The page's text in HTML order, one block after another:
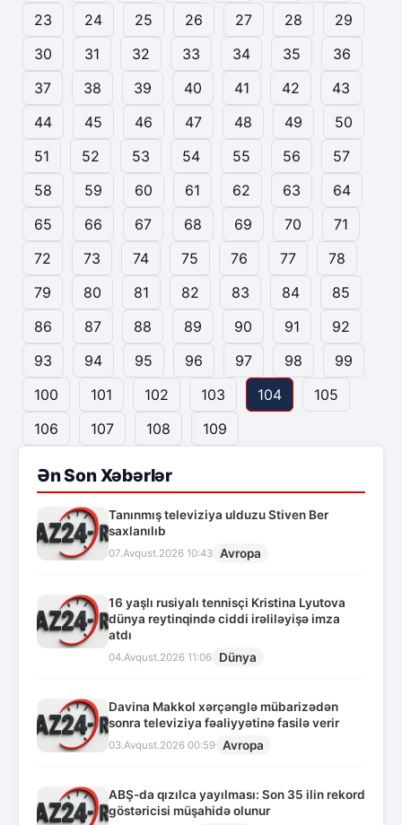
23 24 25 26 27 28
29
30
31 32 33 34 35
36
37
38 39 40 41 42
43
44
45 46 47 48 49
50
51
52 53 54 55 56
57
58
59 60 61 62 63
64
65
66 67 68 69 70
71
72
73 74 75 76 77
78
79
80 81 82 83 84
85
86
87 88 89 90 91
92
93
94 95 96 97 98
99
100
101 102 103 104
105
106
107 108 109
Ən Son Xəbərlər
Tanınmış televiziya ulduzu Stiven Ber
saxlanılıb
07.Avqust.2026 10:43 Avropa
16 yaşlı rusiyalı tennisçi Kristina Lyutova
dünya reytinqində ciddi irəliləyişə imza
atdı
04.Avqust.2026 11:06 Dünya
Davina Makkol xərçənglə mübarizədən
sonra televiziya fəaliyyətinə fasilə verir
03.Avqust.2026 00:59 Avropa
ABŞ-da qızılca yayılması: Son 35 ilin rekord
göstəricisi müşahidə olunur